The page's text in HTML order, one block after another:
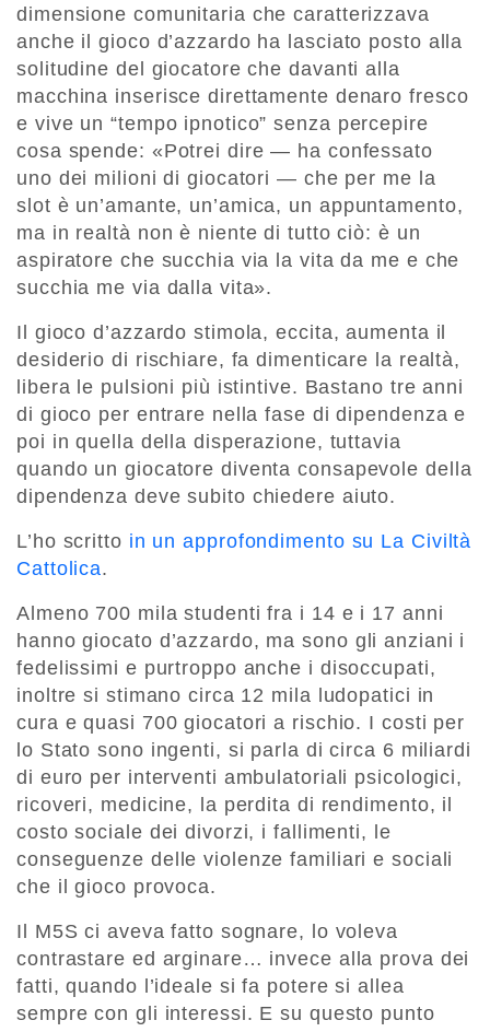
dimensione comunitaria che caratterizzava
anche il gioco d’azzardo ha lasciato posto alla
solitudine del giocatore che davanti alla
macchina inserisce direttamente denaro fresco
e vive un “tempo ipnotico” senza percepire
cosa spende: «Potrei dire — ha confessato
uno dei milioni di giocatori — che per me la
slot è un’amante, un’amica, un appuntamento,
ma in realtà non è niente di tutto ciò: è un
aspiratore che succhia via la vita da me e che
succhia me via dalla vita».
Il gioco d’azzardo stimola, eccita, aumenta il
desiderio di rischiare, fa dimenticare la realtà,
libera le pulsioni più istintive. Bastano tre anni
di gioco per entrare nella fase di dipendenza e
poi in quella della disperazione, tuttavia
quando un giocatore diventa consapevole della
dipendenza deve subito chiedere aiuto.
L’ho scritto in un approfondimento su La Civiltà
Cattolica.
Almeno 700 mila studenti fra i 14 e i 17 anni
hanno giocato d’azzardo, ma sono gli anziani i
fedelissimi e purtroppo anche i disoccupati,
inoltre si stimano circa 12 mila ludopatici in
cura e quasi 700 giocatori a rischio. I costi per
lo Stato sono ingenti, si parla di circa 6 miliardi
di euro per interventi ambulatoriali psicologici,
ricoveri, medicine, la perdita di rendimento, il
costo sociale dei divorzi, i fallimenti, le
conseguenze delle violenze familiari e sociali
che il gioco provoca.
Il M5S ci aveva fatto sognare, lo voleva
contrastare ed arginare… invece alla prova dei
fatti, quando l’ideale si fa potere si allea
sempre con gli interessi. E su questo punto